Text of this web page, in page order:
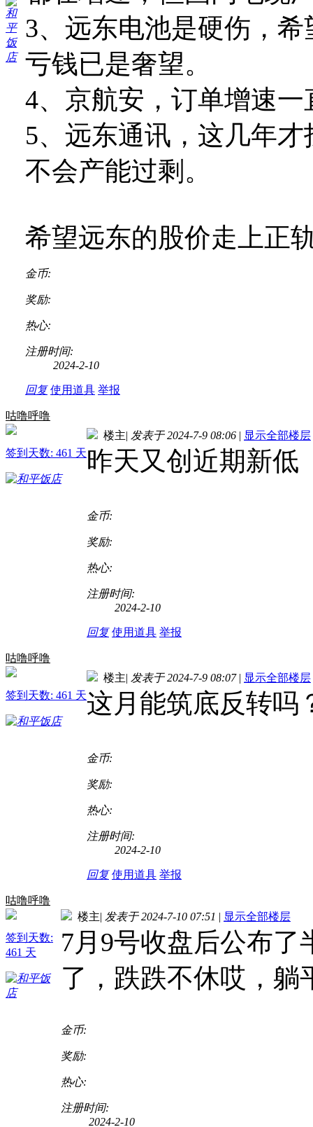
3、远东电池是硬伤，
亏钱已是奢望。
4、京航安，订单增速
5、远东通讯，这几年
不会产能过剩。
希望远东的股价走上正
金币:
奖励:
热心:
注册时间:
2024-2-10
回复 使用道具 举报
咕噜呼噜
签到天数: 461 天
楼主| 发表于 2024-7-9 08:06 | 显示全部楼层
昨天又创近期新低
金币:
奖励:
热心:
注册时间:
2024-2-10
回复 使用道具 举报
咕噜呼噜
签到天数: 461 天
楼主| 发表于 2024-7-9 08:07 | 显示全部楼层
这月能筑底反转吗
金币:
奖励:
热心:
注册时间:
2024-2-10
回复 使用道具 举报
咕噜呼噜
签到天数:
461 天
楼主| 发表于 2024-7-10 07:51 | 显示全部楼层
7月9号收盘后公布
了，跌跌不休哎，躺
金币:
奖励:
热心:
注册时间:
2024-2-10